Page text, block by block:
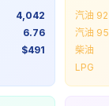
4,042
6.76
$491
汽油 92
汽油 95
柴油
LPG